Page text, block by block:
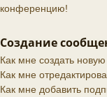
конференцию!
Создание
Как мне создать
Как мне
Как мне добавить